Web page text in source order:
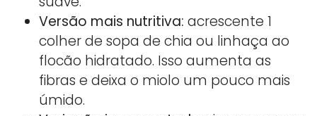
Versão mais nutritiva: acrescente 1
colher de sopa de chia ou linhaça ao
flocão hidratado. Isso aumenta as
fibras e deixa o miolo um pouco mais
úmido.